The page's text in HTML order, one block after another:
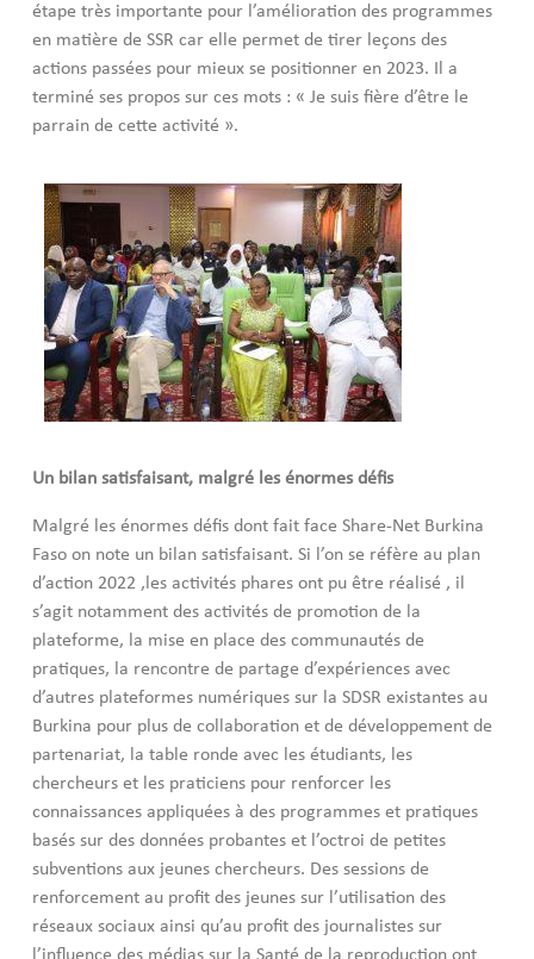
étape très importante pour l’amélioration des programmes
en matière de SSR car elle permet de tirer leçons des
actions passées pour mieux se positionner en 2023. Il a
terminé ses propos sur ces mots : « Je suis fière d’être le
parrain de cette activité ».
Un bilan satisfaisant, malgré les énormes défis
Malgré les énormes défis dont fait face Share-Net Burkina
Faso on note un bilan satisfaisant. Si l’on se réfère au plan
d’action 2022 ,les activités phares ont pu être réalisé , il
s’agit notamment des activités de promotion de la
plateforme, la mise en place des communautés de
pratiques, la rencontre de partage d’expériences avec
d’autres plateformes numériques sur la SDSR existantes au
Burkina pour plus de collaboration et de développement de
partenariat, la table ronde avec les étudiants, les
chercheurs et les praticiens pour renforcer les
connaissances appliquées à des programmes et pratiques
basés sur des données probantes et l’octroi de petites
subventions aux jeunes chercheurs. Des sessions de
renforcement au profit des jeunes sur l’utilisation des
réseaux sociaux ainsi qu’au profit des journalistes sur
l’influence des médias sur la Santé de la reproduction ont